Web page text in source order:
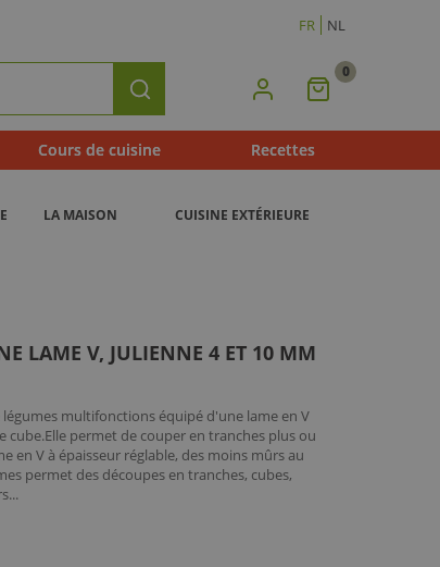
FR NL
Rechercher Mon
0
Cours de cuisine Recettes
LA MAISON CUISINE EXTÉRIEURE
LAME V, JULIENNE 4 ET 10 MM
multifonctions équipé d'une lame en V
cube.Elle permet de couper en tranches plus ou
en V à épaisseur réglable, des moins mûrs au
permet des découpes en tranches, cubes,